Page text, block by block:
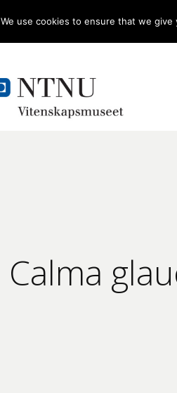
Calma
We use cookies to ensure that we